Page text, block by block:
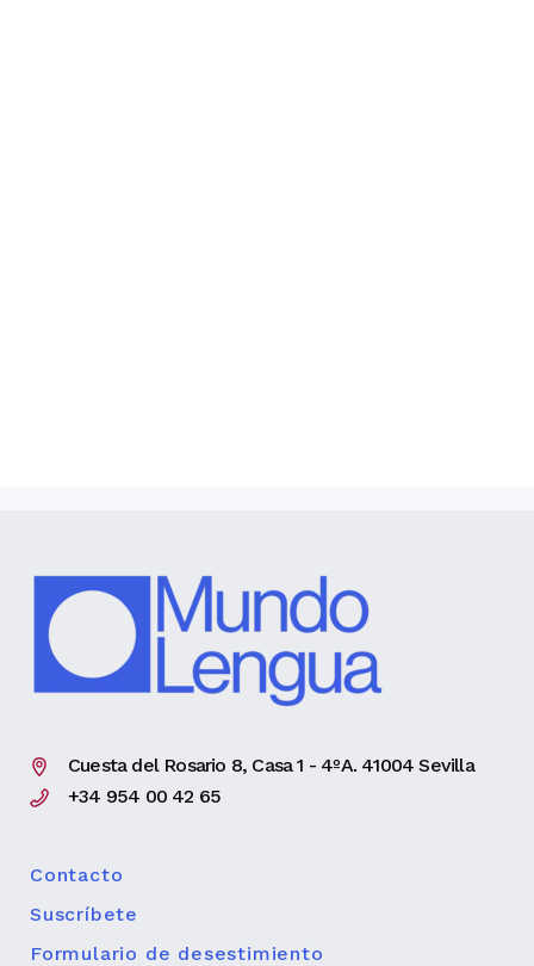
Cuesta del Rosario 8, Casa 1 - 4ºA. 41004 Sevilla
+34 954 00 42 65
Contacto
Suscríbete
Formulario de desestimiento